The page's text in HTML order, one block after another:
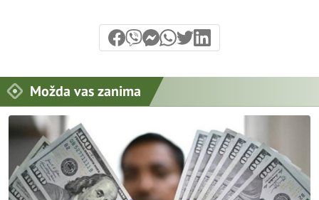
Možda vas zanima